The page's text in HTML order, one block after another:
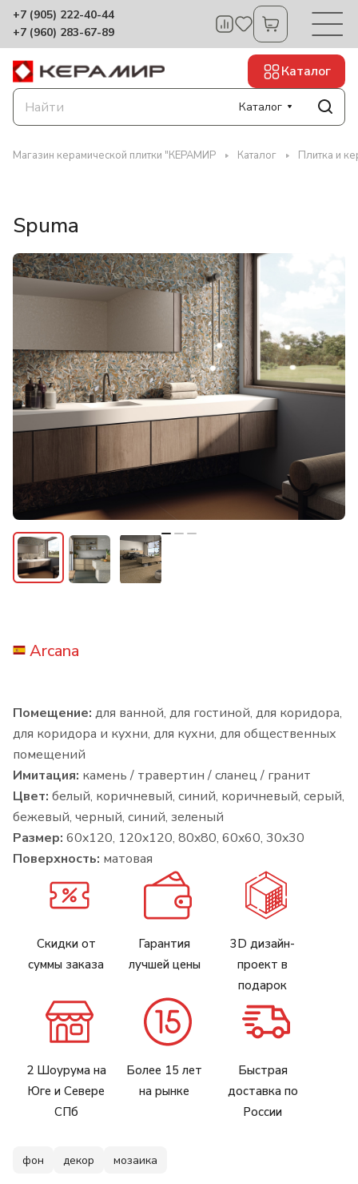
+7 (905) 222-40-44
+7 (960) 283-67-89
Каталог
Каталог
Магазин керамической плитки "КЕРАМИР Каталог Плитка и
Spuma
Arcana
Помещение: для ванной, для гостиной, для коридора,
для коридора и кухни, для кухни, для общественных
помещений
Имитация: камень / травертин / сланец / гранит
Цвет: белый, коричневый, синий, коричневый, серый,
бежевый, черный, синий, зеленый
Размер: 60x120, 120x120, 80x80, 60x60, 30x30
Поверхность: матовая
Скидки от
суммы заказа
Гарантия
лучшей цены
3D дизайн-
проект в
подарок
2 Шоурума на
Юге и Севере
СПб
Более 15 лет
на рынке
Быстрая
доставка по
России
фон декор мозаика